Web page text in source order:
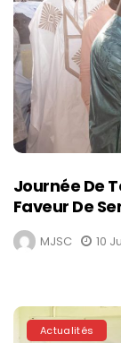
Journée De
Faveur De
MJSC 10
Actualités